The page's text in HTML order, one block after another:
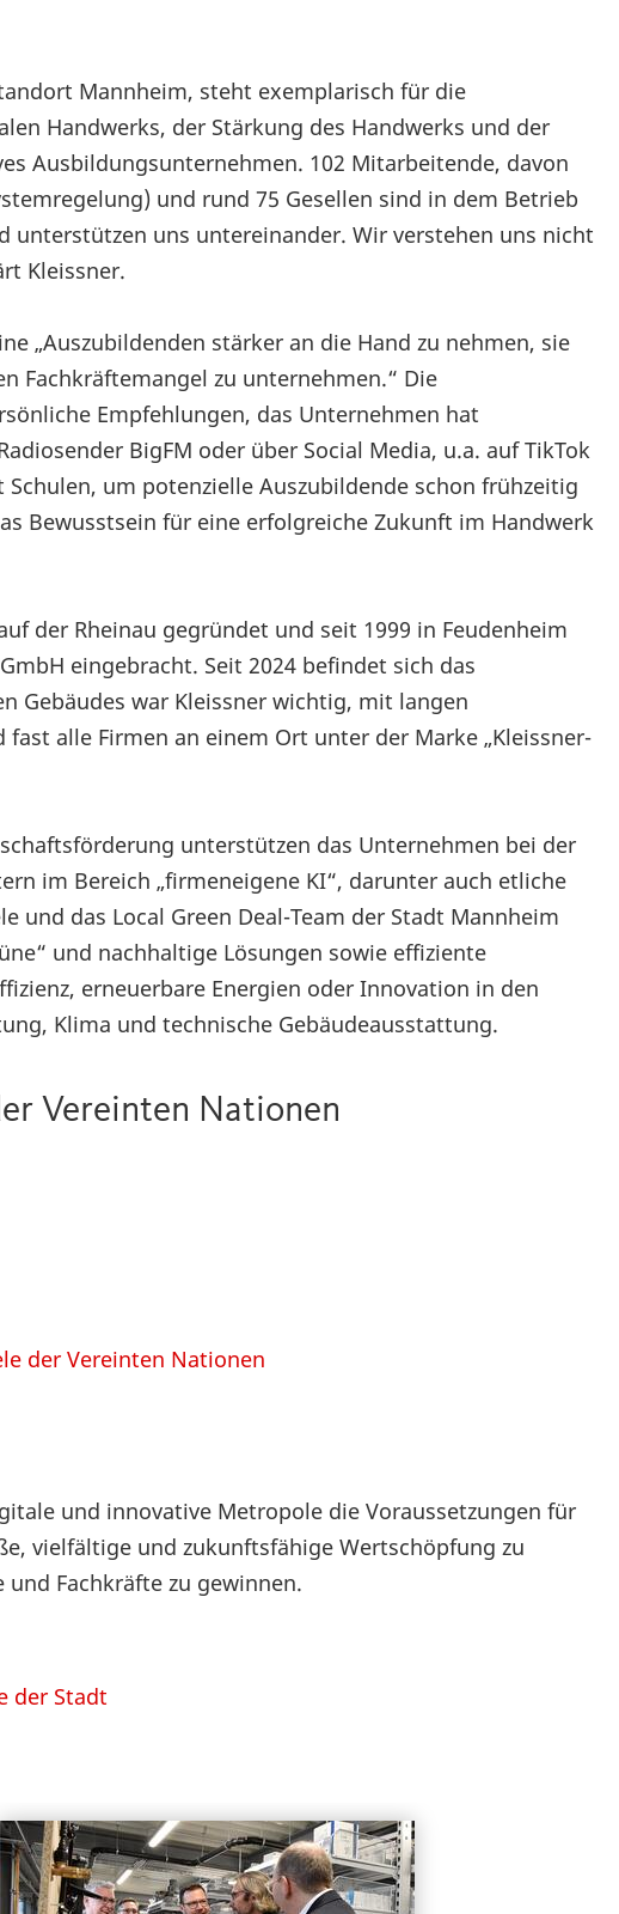
Mannheim, steht exemplarisch für die
Handwerks, der Stärkung des Handwerks und der
Ausbildungsunternehmen. 102 Mitarbeitende, davon
und rund 75 Gesellen sind in dem Betrieb
unterstützen uns untereinander. Wir verstehen uns nicht
Kleissner.
„Auszubildenden stärker an die Hand zu nehmen, sie
Fachkräftemangel zu unternehmen.“ Die
Empfehlungen, das Unternehmen hat
BigFM oder über Social Media, u.a. auf TikTok
um potenzielle Auszubildende schon frühzeitig
Bewusstsein für eine erfolgreiche Zukunft im Handwerk
der Rheinau gegründet und seit 1999 in Feudenheim
eingebracht. Seit 2024 befindet sich das
Gebäudes war Kleissner wichtig, mit langen
alle Firmen an einem Ort unter der Marke „Kleissner-
unterstützen das Unternehmen bei der
im Bereich „firmeneigene KI“, darunter auch etliche
und das Local Green Deal-Team der Stadt Mannheim
und nachhaltige Lösungen sowie effiziente
erneuerbare Energien oder Innovation in den
Klima und technische Gebäudeausstattung.
Vereinten Nationen
der Vereinten Nationen
und innovative Metropole die Voraussetzungen für
vielfältige und zukunftsfähige Wertschöpfung zu
und Fachkräfte zu gewinnen.
der Stadt